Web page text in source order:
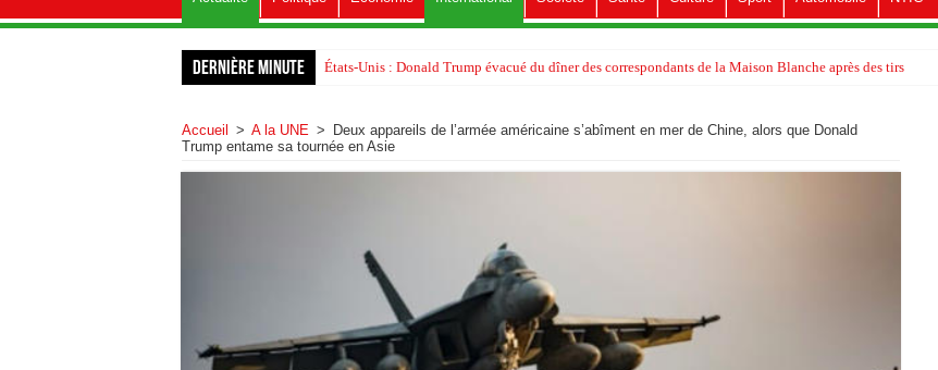
Dernière minute États-Unis : Donald Trump évacué du dîner des correspondants de la Maison Blanche après des tirs
Accueil > A la UNE >
Deux appareils de l’armée américaine s’abîment en mer de Chine, alors que Donald
Trump entame sa tournée en Asie